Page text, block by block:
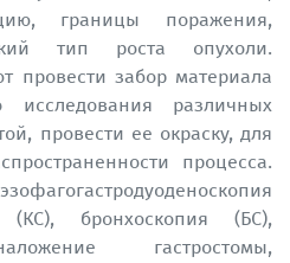
границы поражения,
тип роста опухоли.
провести забор материала
исследования различных
провести ее окраску, для
процесса.
(КС), бронхоскопия (БС),
гастростомы,